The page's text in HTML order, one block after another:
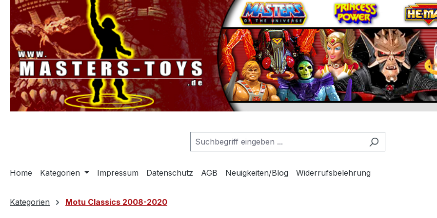
Zur Hauptnavigation springen
Home Kategorien Impressum Datenschutz AGB Neuigkeiten/Blog Widerrufsbelehrung
Kategorien Motu Classics 2008-2020